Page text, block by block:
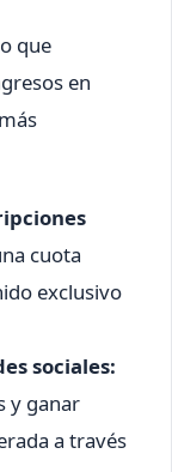
que
en
cuota
exclusivo
sociales:
y ganar
a través